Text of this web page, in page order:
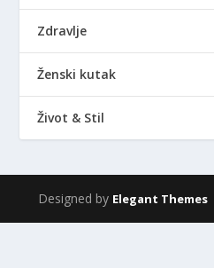
Zdravlje
Ženski kutak
Život & Stil
Designed by Elegant Themes